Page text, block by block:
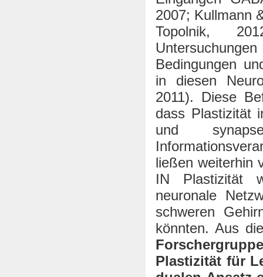
2007; Kullmann
Topolnik,
Bedingungen
in diesen
2011). Diese
dass Plastizität
und
ließen weiterhin
IN Plastizität
neuronale
schweren
könnten. Aus
Plastizität für